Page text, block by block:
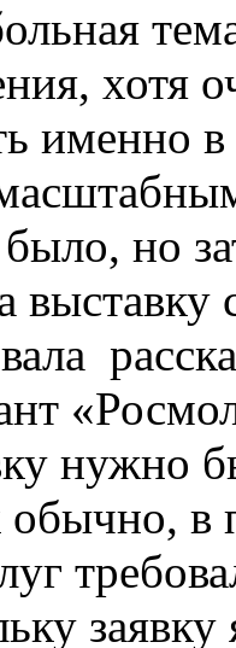
хотя
именно
но
нужно
обычно,
заявку